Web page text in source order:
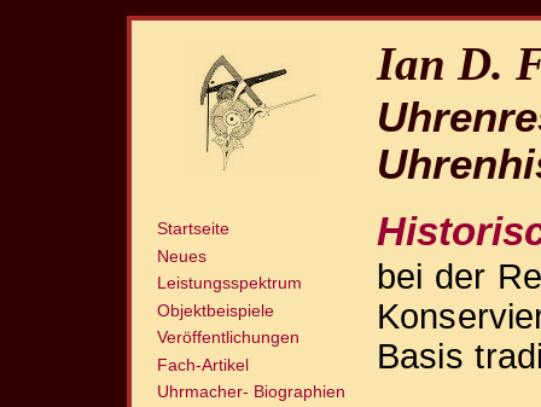
Ian D.
Startseite
Neues
Leistungsspektrum
Objektbeispiele
Veröffentlichungen
Fach-Artikel
Uhrmacher- Biographien
bei der
Basis